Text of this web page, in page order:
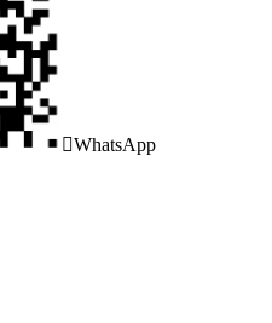
WhatsApp